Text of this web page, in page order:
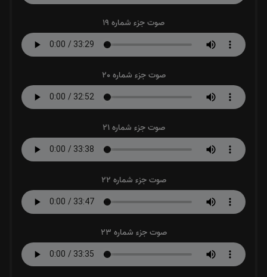
صوت جزء شماره 19
صوت جزء شماره 20
صوت جزء شماره 21
صوت جزء شماره 22
صوت جزء شماره 23